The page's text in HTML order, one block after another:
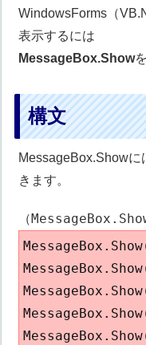
WindowsForms（
表示するには
MessageBox.Show
構文
MessageBox.Show
きます。
（